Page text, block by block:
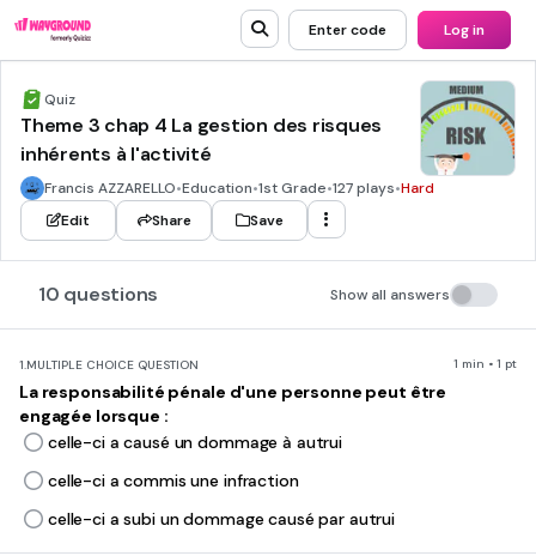
Enter code Log in
Quiz
Theme 3 chap 4 La gestion des risques
inhérents à l'activité
Francis AZZARELLO•Education•1st Grade•127 plays•Hard
Edit
Share Save
10 questions Show all answers
1.MULTIPLE CHOICE QUESTION 1 min • 1 pt
La responsabilité pénale d'une personne peut être
engagée lorsque :
celle-ci a causé un dommage à autrui
celle-ci a commis une infraction
celle-ci a subi un dommage causé par autrui